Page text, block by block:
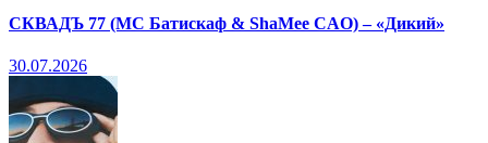
СКВАДЪ 77 (МС Батискаф & ShaMee CAO) – «Дикий»
30.07.2026